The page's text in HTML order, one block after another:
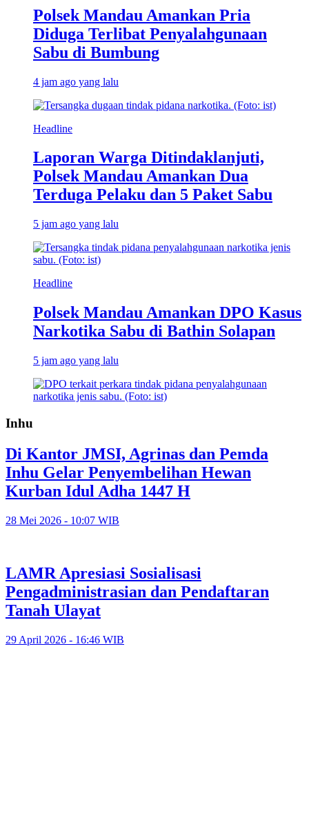
Polsek Mandau Amankan Pria
Diduga Terlibat Penyalahgunaan
Sabu di Bumbung
4 jam ago yang lalu
Headline
Laporan Warga Ditindaklanjuti,
Polsek Mandau Amankan Dua
Terduga Pelaku dan 5 Paket Sabu
5 jam ago yang lalu
Headline
Polsek Mandau Amankan DPO Kasus
Narkotika Sabu di Bathin Solapan
5 jam ago yang lalu
Inhu
Di Kantor JMSI, Agrinas dan Pemda
Inhu Gelar Penyembelihan Hewan
Kurban Idul Adha 1447 H
28 Mei 2026 - 10:07 WIB
LAMR Apresiasi Sosialisasi
Pengadministrasian dan Pendaftaran
Tanah Ulayat
29 April 2026 - 16:46 WIB